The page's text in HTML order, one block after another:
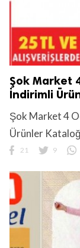
Şok Market
İndirimli
Şok Market 4
Ürünler
21 9